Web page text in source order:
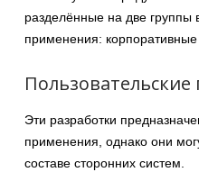
разделённые на две группы
применения: корпоративные
Эти разработки
применения, однако они
составе сторонних систем.